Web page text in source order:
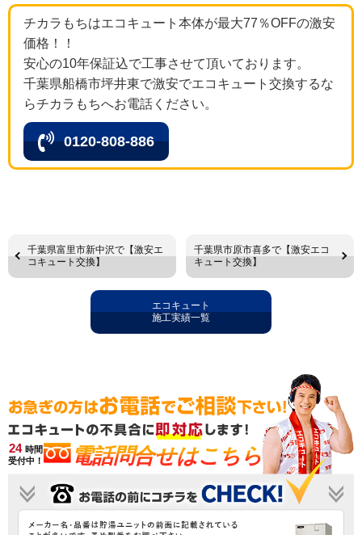
チカラもちはエコキュート本体が最大77％OFFの激安
価格！！
安心の10年保証込で工事させて頂いております。
千葉県船橋市坪井東で激安でエコキュート交換するな
らチカラもちへお電話ください。
0120-808-886
千葉県富里市新中沢で【激安エ
コキュート交換】
千葉県市原市喜多で【激安エコ
キュート交換】
エコキュート
施工実績一覧
24 時間
受付中！
電話問合せはこちら